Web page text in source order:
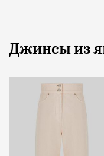
Джинсы из